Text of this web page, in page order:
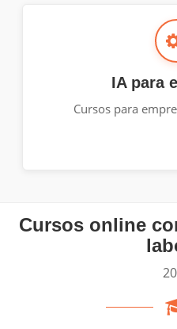
IA para
Cursos para
Cursos online